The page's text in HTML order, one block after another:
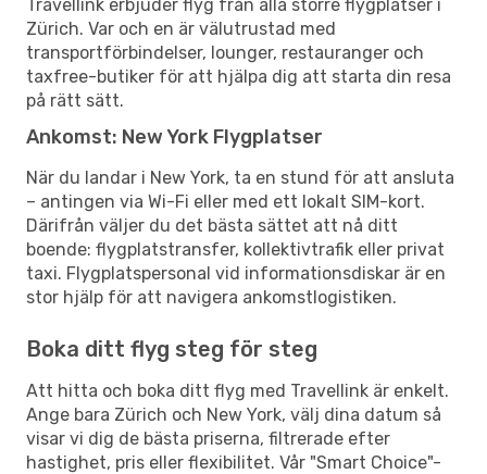
Travellink erbjuder flyg från alla större flygplatser i
Zürich. Var och en är välutrustad med
transportförbindelser, lounger, restauranger och
taxfree-butiker för att hjälpa dig att starta din resa
på rätt sätt.
Ankomst: New York Flygplatser
När du landar i New York, ta en stund för att ansluta
– antingen via Wi-Fi eller med ett lokalt SIM-kort.
Därifrån väljer du det bästa sättet att nå ditt
boende: flygplatstransfer, kollektivtrafik eller privat
taxi. Flygplatspersonal vid informationsdiskar är en
stor hjälp för att navigera ankomstlogistiken.
Boka ditt flyg steg för steg
Att hitta och boka ditt flyg med Travellink är enkelt.
Ange bara Zürich och New York, välj dina datum så
visar vi dig de bästa priserna, filtrerade efter
hastighet, pris eller flexibilitet. Vår "Smart Choice"-